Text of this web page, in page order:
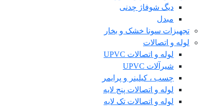
دیگ شوفاژ چدنی
مبدل
تجهیزات سونا خشک و بخار
لوله و اتصالات
لوله و اتصالات UPVC
شیرآلات UPVC
چسب ، کیلینر و پرایمر
لوله و اتصالات پنج لایه
لوله و اتصالات تک لایه